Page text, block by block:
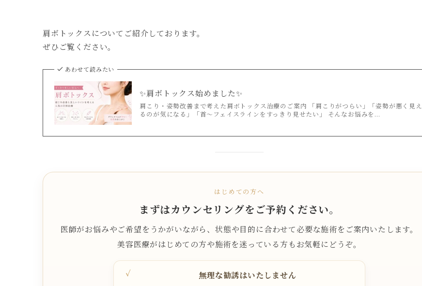
肩ボトックスについてご紹介しております。
ぜひご覧ください。
あわせて読みたい
✨肩ボトックス始めました✨
肩こり・姿勢改善まで考えた肩ボトックス治療のご案内 「肩こりがつらい」「姿勢が悪く見え
るのが気になる」「首〜フェイスラインをすっきり見せたい」 そんなお悩みを...
はじめての方へ
まずはカウンセリングをご予約ください。
医師がお悩みやご希望をうかがいながら、状態や目的に合わせて必要な施術をご案内いたします。
美容医療がはじめての方や施術を迷っている方もお気軽にどうぞ。
無理な勧誘はいたしません